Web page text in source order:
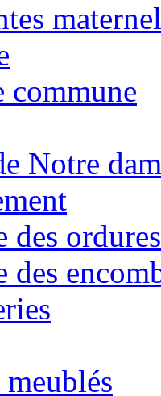
commune
Notre
des ordures
des